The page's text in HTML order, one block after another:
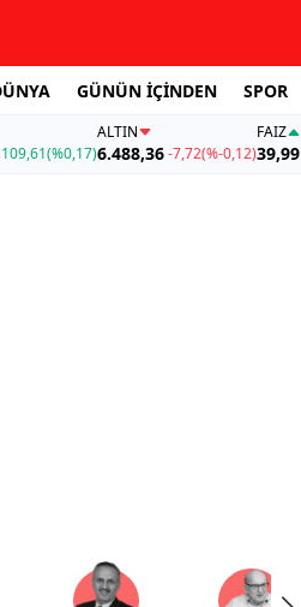
GÜNÜN İÇİNDEN SPOR
109,61(%0,17)
ALTIN
6.488,36-7,72(%-0,12)
FAİZ
39,99